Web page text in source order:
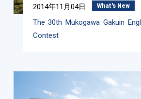
2014年11月04日 What's New
The 30th Mukogawa Gakuin
Contest